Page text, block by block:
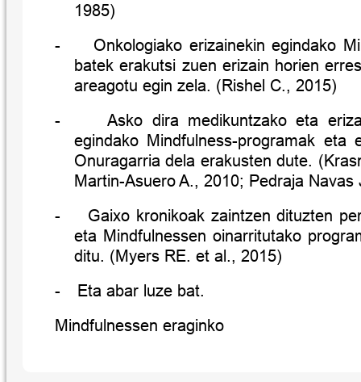
1985)
-
Onkologiako erizainekin egindako
batek erakutsi zuen erizain horien
areagotu egin zela. (Rishel C., 2015)
-
Asko dira medikuntzako eta
egindako Mindfulness-programak eta
Onuragarria dela erakusten dute.
Martin-Asuero A., 2010; Pedraja Navas
-
Gaixo kronikoak zaintzen dituzten
eta Mindfulnessen oinarritutako
ditu. (Myers RE. et al., 2015)
-
Eta abar luze bat.
Mindfulnessen eraginko